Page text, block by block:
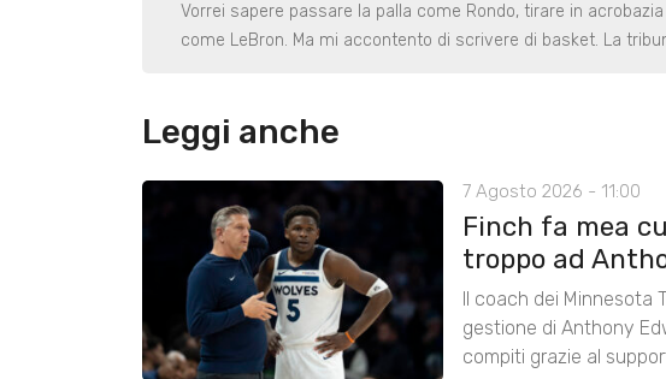
Vorrei sapere passare la palla come Rondo, tirare in
come LeBron. Ma mi accontento di scrivere di basket. La
Leggi anche
7 Agosto 2026 - 11:00
Finch fa mea
troppo ad
Il coach dei Minnesota
gestione di Anthony
compiti grazie al